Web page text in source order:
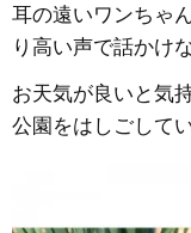
耳の遠いワンちゃ
り高い声で話かけ
お天気が良いと気
公園をはしごして